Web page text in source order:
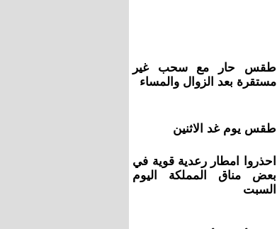
طقس حار مع سحب غير
مستقرة بعد الزوال والمساء
طقس يوم غد الاثنين
احذروا امطار رعدية قوية في
بعض مناق المملكة اليوم
السبت